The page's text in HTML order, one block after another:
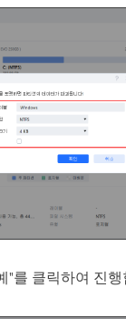
"를 클릭하여 진행